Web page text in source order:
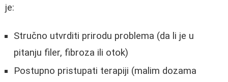
je:
Stručno utvrditi prirodu problema (da li je u
pitanju filer, fibroza ili otok)
Postupno pristupati terapiji (malim dozama